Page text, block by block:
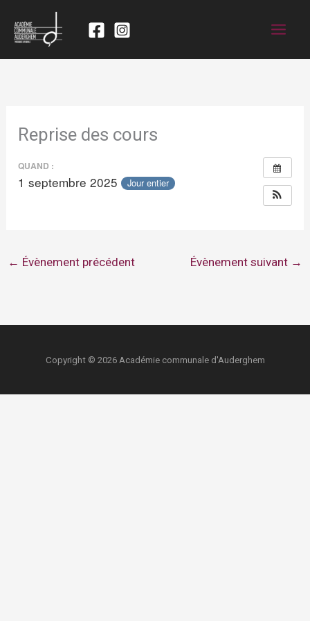
Reprise des cours
QUAND :
1 septembre 2025 Jour entier
← Évènement précédent Évènement suivant →
Copyright © 2026 Académie communale d'Auderghem